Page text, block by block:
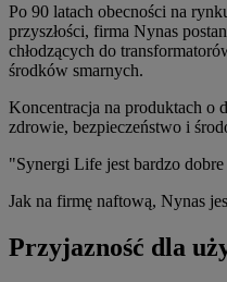
Po 90 latach obecności na
przyszłości, firma Nynas
chłodzących do
środków smarnych.
Koncentracja na produktach o
zdrowie, bezpieczeństwo i
"Synergi Life jest bardzo
Jak na firmę naftową, Nynas
Przyjazność dla